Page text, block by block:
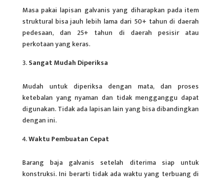
Masa pakai lapisan galvanis yang diharapkan pada item
struktural bisa jauh lebih lama dari 50+ tahun di daerah
pedesaan, dan 25+ tahun di daerah pesisir atau
perkotaan yang keras.
Sangat Mudah Diperiksa
Mudah untuk diperiksa dengan mata, dan proses
ketebalan yang nyaman dan tidak mengganggu dapat
digunakan. Tidak ada lapisan lain yang bisa dibandingkan
dengan ini.
Waktu Pembuatan Cepat
Barang baja galvanis setelah diterima siap untuk
konstruksi. Ini berarti tidak ada waktu yang terbuang di